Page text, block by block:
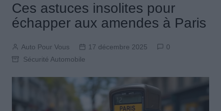
Ces astuces insolites pour
échapper aux amendes à Paris
Auto Pour Vous 17 décembre 2025
0
Sécurité Automobile